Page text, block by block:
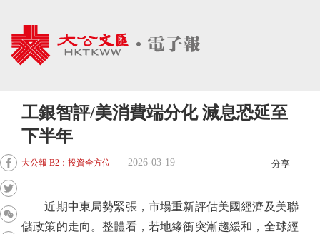
工銀智評/美消費端分化 減息恐延至
下半年
大公報 B2：投資全方位 2026-03-19 分享
近期中東局勢緊張，市場重新評估美國經濟及美聯
儲政策的走向。整體看，若地緣衝突漸趨緩和，全球經